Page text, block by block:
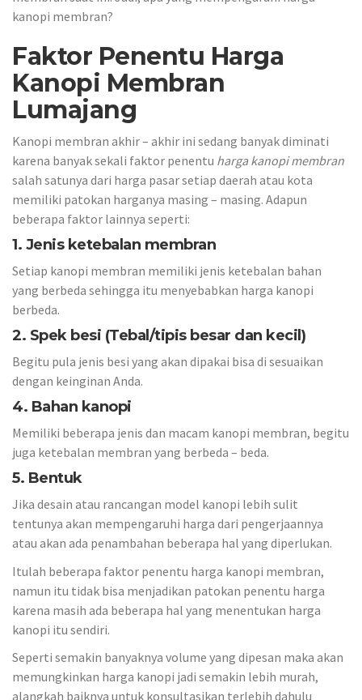
kanopi membran?
Faktor Penentu Harga
Kanopi Membran
Lumajang
Kanopi membran akhir – akhir ini sedang banyak diminati
karena banyak sekali faktor penentu harga kanopi membran
salah satunya dari harga pasar setiap daerah atau kota
memiliki patokan harganya masing – masing. Adapun
beberapa faktor lainnya seperti:
1. Jenis ketebalan membran
Setiap kanopi membran memiliki jenis ketebalan bahan
yang berbeda sehingga itu menyebabkan harga kanopi
berbeda.
2. Spek besi (Tebal/tipis besar dan kecil)
Begitu pula jenis besi yang akan dipakai bisa di sesuaikan
dengan keinginan Anda.
4. Bahan kanopi
Memiliki beberapa jenis dan macam kanopi membran, begitu
juga ketebalan membran yang berbeda – beda.
5. Bentuk
Jika desain atau rancangan model kanopi lebih sulit
tentunya akan mempengaruhi harga dari pengerjaannya
atau akan ada penambahan beberapa hal yang diperlukan.
Itulah beberapa faktor penentu harga kanopi membran,
namun itu tidak bisa menjadikan patokan penentu harga
karena masih ada beberapa hal yang menentukan harga
kanopi itu sendiri.
Seperti semakin banyaknya volume yang dipesan maka akan
memungkinkan harga kanopi jadi semakin lebih murah,
alangkah baiknya untuk konsultasikan terlebih dahulu